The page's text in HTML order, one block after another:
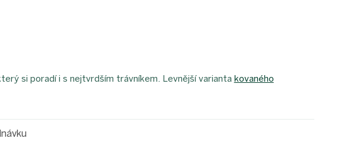
si poradí i s nejtvrdším trávníkem. Levnější varianta kovaného